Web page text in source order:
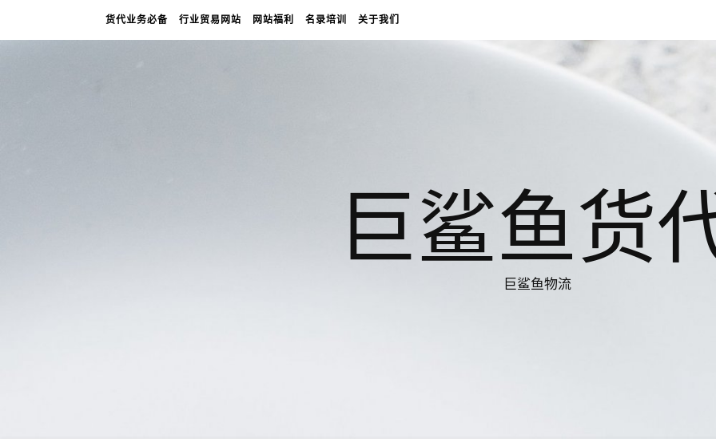
货代业务必备 行业贸易网站 网站福利 名录培训 关于我们
巨鲨鱼货
巨鲨鱼物流